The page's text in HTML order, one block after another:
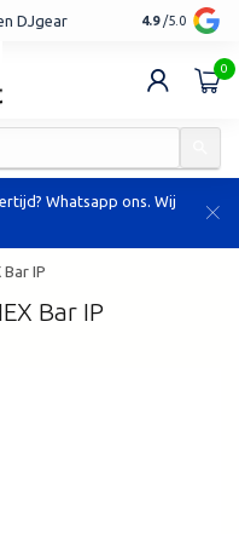
DJgear Tot 7 jaar
4.9 /5.0
0
Whatsapp ons. Wij
IP
Bar IP